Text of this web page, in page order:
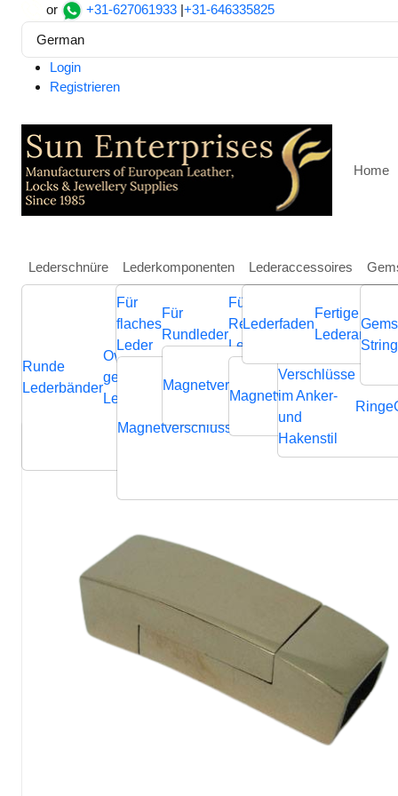
or +31-627061933 |+31-646335825
German
Login
Registrieren
Home
Lederschnüre
Runde
Lederbänder
Ovale
geflochtene
Lederbänder
Geflochtene
Lederschnüre
Flache
Lederschnüre
Lederkomponenten
Für
flaches
Leder
Magnetverschluss
Für
Rundleder
Magnetverschluss Endverschluss
Für
Regaliz
Leder
Magnetverschluss
Verschlüsse
im Anker-
und
Hakenstil
Ringe
Lederaccessoires
Lederfaden
Fertige
Lederkomponenten Für flaches Leder
Stainless Steel Magnetic